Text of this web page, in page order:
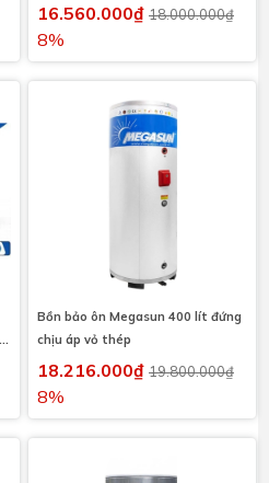
16.560.000₫ 18.000.000₫
8%
Bồn bảo ôn Megasun 400 lít đứng
chịu áp vỏ thép
18.216.000₫ 19.800.000₫
8%